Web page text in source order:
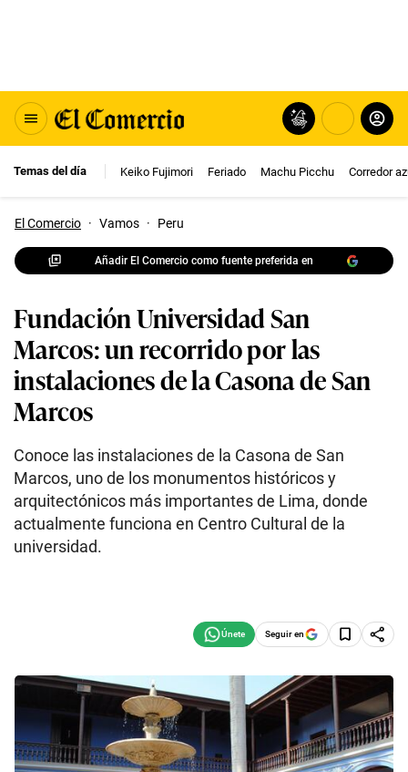
Temas del día Keiko Fujimori Feriado Machu Picchu Corredor
El Comercio · Vamos · Peru
Añadir El Comercio como fuente preferida en
Fundación Universidad San
Marcos: un recorrido por las
instalaciones de la Casona de San
Marcos
Conoce las instalaciones de la Casona de San
Marcos, uno de los monumentos históricos y
arquitectónicos más importantes de Lima, donde
actualmente funciona en Centro Cultural de la
universidad.
Seguir en